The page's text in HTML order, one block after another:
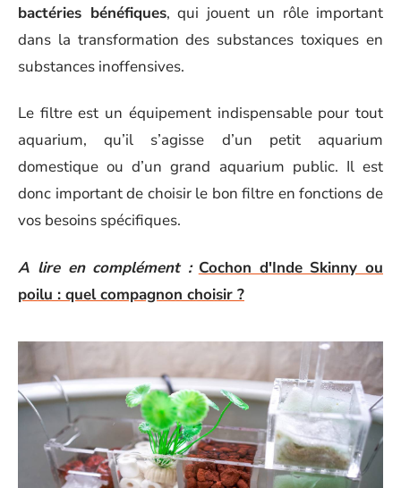
bactéries bénéfiques, qui jouent un rôle important
dans la transformation des substances toxiques en
substances inoffensives.
Le filtre est un équipement indispensable pour tout
aquarium, qu’il s’agisse d’un petit aquarium
domestique ou d’un grand aquarium public. Il est
donc important de choisir le bon filtre en fonctions de
vos besoins spécifiques.
A lire en complément : Cochon d'Inde Skinny ou
poilu : quel compagnon choisir ?